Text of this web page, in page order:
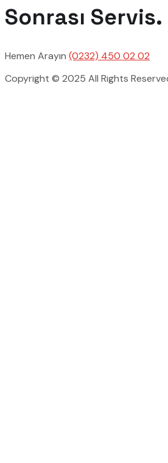
Sonrası Servis.
Hemen Arayın (0232) 450 02 02
Copyright © 2025 All Rights